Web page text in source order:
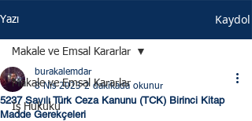
Yazı Kaydol
Makale ve Emsal Kararlar
İş Hukuku
Makale ve Emsal Kararlar
5237 Sayılı Türk Ceza Kanunu (TCK) Birinci Kitap
Madde Gerekçeleri
burakalemdar
8 Nis 2023 2 dakikada okunur